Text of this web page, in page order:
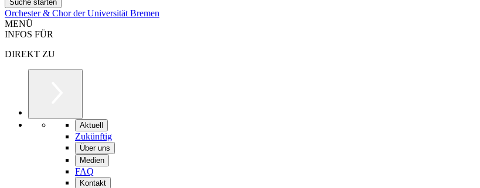
Orchester & Chor der Universität Bremen
MENÜ
INFOS FÜR
DIREKT ZU
Aktuell
Zukünftig
Über uns
Medien
FAQ
Kontakt